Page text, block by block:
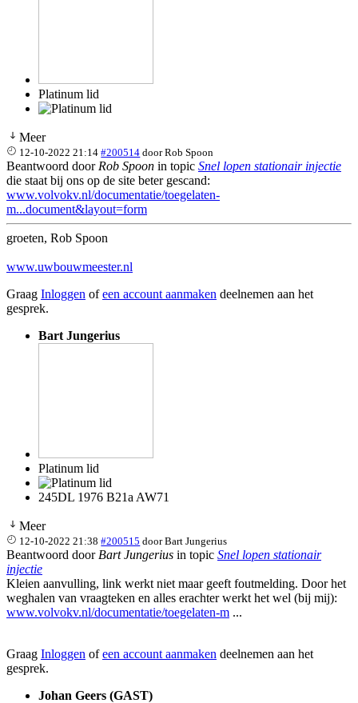
Platinum lid
Meer
12-10-2022 21:14 #200514 doorRob Spoon
Beantwoord door Rob Spoon in topic Snel lopen stationair injectie
die staat bij ons op de site beter gescand:
www.volvokv.nl/documentatie/toegelaten-
m...document&layout=form
groeten, Rob Spoon
www.uwbouwmeester.nl
Graag Inloggen ofeen account aanmaken deelnemen aan het
gesprek.
Bart Jungerius
Platinum lid
245DL 1976 B21a AW71
Meer
12-10-2022 21:38 #200515 doorBart Jungerius
Beantwoord door Bart Jungerius in topic Snel lopen stationair
injectie
Kleien aanvulling, link werkt niet maar geeft foutmelding. Door het
weghalen van vraagteken en alles erachter werkt het wel (bij mij):
www.volvokv.nl/documentatie/toegelaten-m ...
Graag Inloggen ofeen account aanmaken deelnemen aan het
gesprek.
Johan Geers (GAST)